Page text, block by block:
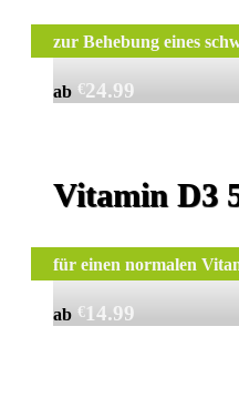
zur Behebung eines
ab €24.99
Vitamin D3
für einen normalen
ab €14.99